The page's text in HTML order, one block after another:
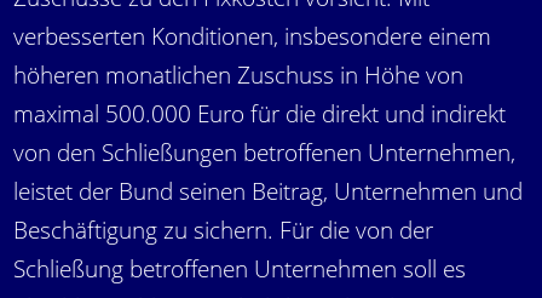
verbesserten Konditionen, insbesondere einem
höheren monatlichen Zuschuss in Höhe von
maximal 500.000 Euro für die direkt und indirekt
von den Schließungen betroffenen Unternehmen,
leistet der Bund seinen Beitrag, Unternehmen und
Beschäftigung zu sichern. Für die von der
Schließung betroffenen Unternehmen soll es